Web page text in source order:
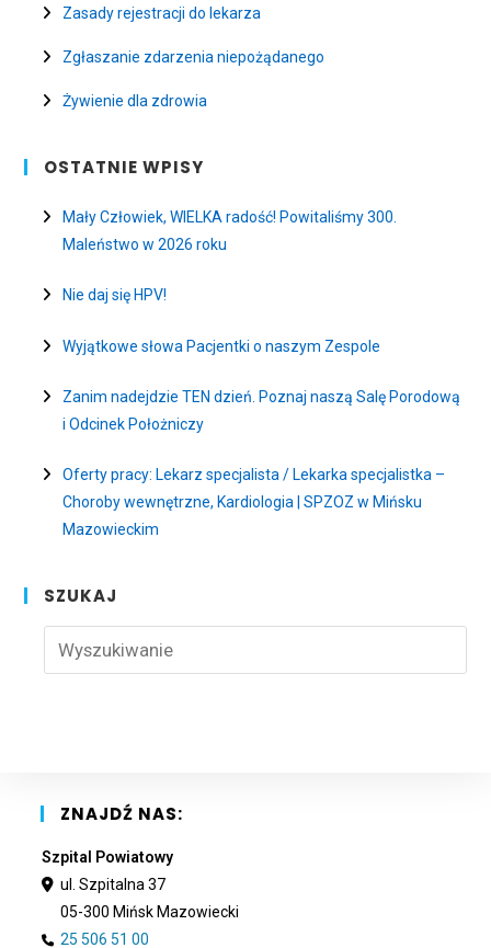
Zasady rejestracji do lekarza
Zgłaszanie zdarzenia niepożądanego
Żywienie dla zdrowia
OSTATNIE WPISY
Mały Człowiek, WIELKA radość! Powitaliśmy 300.
Maleństwo w 2026 roku
Nie daj się HPV!
Wyjątkowe słowa Pacjentki o naszym Zespole
Zanim nadejdzie TEN dzień. Poznaj naszą Salę Porodową
i Odcinek Położniczy
Oferty pracy: Lekarz specjalista / Lekarka specjalistka –
Choroby wewnętrzne, Kardiologia | SPZOZ w Mińsku
Mazowieckim
SZUKAJ
ZNAJDŹ NAS:
Szpital Powiatowy
ul. Szpitalna 37
05-300 Mińsk Mazowiecki
25 506 51 00